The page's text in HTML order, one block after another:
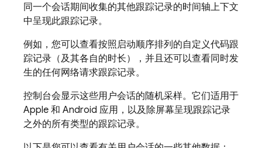
同一个会话期间收集的其他跟踪记录的时间轴上下文
中呈现此跟踪记录。
例如，您可以查看按照启动顺序排列的自定义代码跟
踪记录（及其各自的时长），并且还可以查看同时发
生的任何网络请求跟踪记录。
控制台会显示这些用户会话的随机采样。它们适用于
Apple 和 Android 应用，以及除屏幕呈现跟踪记录
之外的所有类型的跟踪记录。